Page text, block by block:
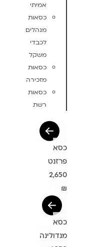
אמיתי
כסאות
מנהלים
לכבדי
משקל
כסאות
מזכירה
כסאות
רשת
כסא
פרזנט
2,650
₪
כסא
מנדולינה